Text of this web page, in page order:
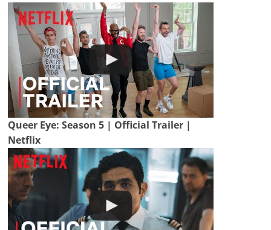
Queer Eye: Season 5 | Official Trailer |
Netflix